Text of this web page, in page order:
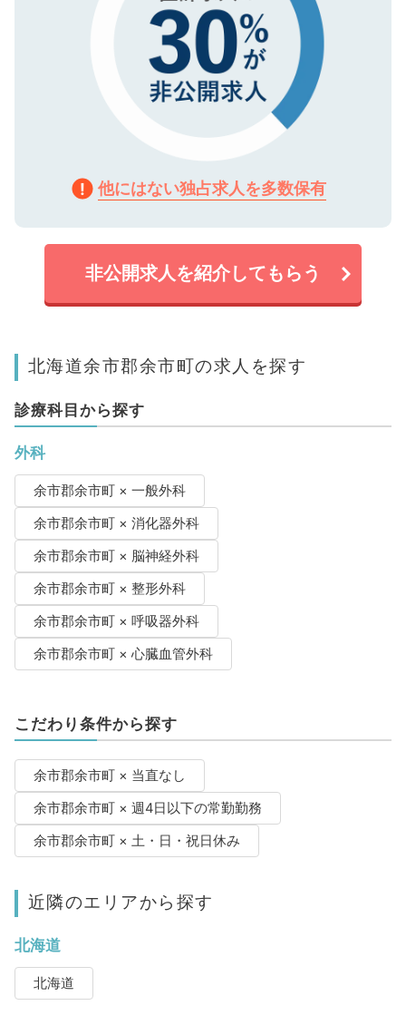
他にはない独占求人を多数保有
非公開求人を紹介してもらう
北海道余市郡余市町の求人を探す
診療科目から探す
外科
余市郡余市町 × 一般外科
余市郡余市町 × 消化器外科
余市郡余市町 × 脳神経外科
余市郡余市町 × 整形外科
余市郡余市町 × 呼吸器外科
余市郡余市町 × 心臓血管外科
こだわり条件から探す
余市郡余市町 × 当直なし
余市郡余市町 × 週4日以下の常勤勤務
余市郡余市町 × 土・日・祝日休み
近隣のエリアから探す
北海道
北海道